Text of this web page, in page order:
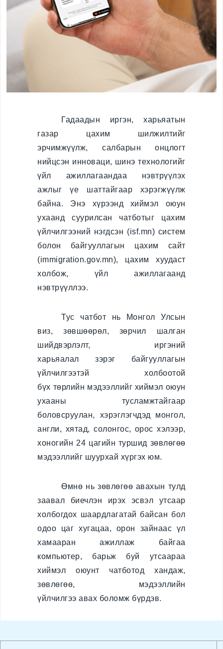
Хилийн боомт,
орон нутаг
Иргэний
харьяалал
Хүүхэд үрчлэлт
байгууллаг
Иргэний харьяалал
Зөрчил шийдвэрлэх
Зөрчил шийдвэрлэх
Гадаадын иргэнийг
Монгол Улсаас
гарaхыг сануулах
Гадаадын иргэнийг
Монгол Улсаас
e-zasag.mn
Нээлттэй
мэдээлэл
Үйл ажиллагаа
Хүний нөөц
Төсөв санхүү,
худалдан авах
ажиллагаа
Бусад
Авлигын эсрэг үйл
ажиллагаа
Нээлттэй өгөгдөл
Хууль, Эрх зүй
Мэдээ, мэдээлэл
Төрийн болон
Гадаадын иргэн, харьяатын
газар цахим шилжилтийг
эрчимжүүлж, салбарын онцлогт
нийцсэн инноваци, шинэ технологийг
үйл ажиллагаандаа нэвтрүүлэх
ажлыг үе шаттайгаар хэрэгжүүлж
байна. Энэ хүрээнд хиймэл оюун
ухаанд суурилсан чатботыг цахим
үйлчилгээний нэгдсэн (isf.mn) систем
болон байгууллагын цахим сайт
(immigration.gov.mn), цахим хуудаст
холбож, үйл ажиллагаанд
нэвтрүүллээ.
Тус чатбот нь Монгол Улсын
виз, зөвшөөрөл, зөрчил шалган
шийдвэрлэлт, иргэний
харьяалал зэрэг байгууллагын
үйлчилгээтэй холбоотой
бүх төрлийн мэдээллийг хиймэл оюун
ухааны тусламжтайгаар
боловсруулан, хэрэглэгчдэд монгол,
англи, хятад, солонгос, орос хэлээр,
хоногийн 24 цагийн туршид зөвлөгөө
мэдээллийг шуурхай хүргэх юм.
Өмнө нь зөвлөгөө авахын тулд
заавал биечлэн ирэх эсвэл утсаар
холбогдох шаардлагатай байсан бол
одоо цаг хугацаа, орон зайнаас үл
хамааран ажиллаж байгаа
компьютер, барьж буй утсаараа
хиймэл оюунт чатботод хандаж,
зөвлөгөө, мэдээллийн
үйлчилгээ авах боломж бүрдэв.